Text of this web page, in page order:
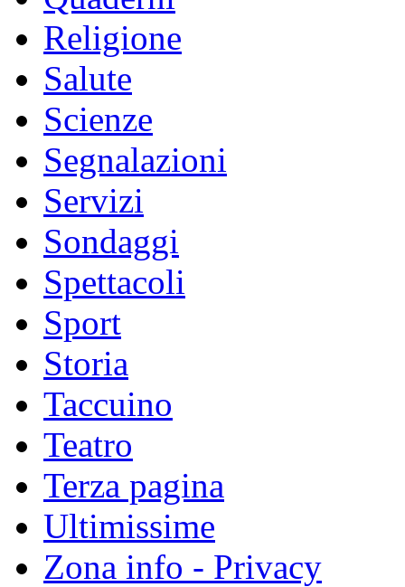
Religione
Salute
Scienze
Segnalazioni
Servizi
Sondaggi
Spettacoli
Sport
Storia
Taccuino
Teatro
Terza pagina
Ultimissime
Zona info - Privacy